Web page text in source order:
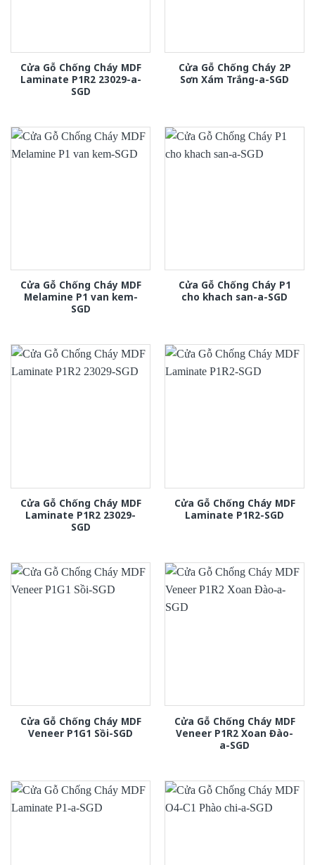
Cửa Gỗ Chống Cháy MDF
Laminate P1R2 23029-a-
SGD
Cửa Gỗ Chống Cháy 2P
Sơn Xám Trắng-a-SGD
Cửa Gỗ Chống Cháy MDF
Melamine P1 van kem-
SGD
Cửa Gỗ Chống Cháy P1
cho khach san-a-SGD
Cửa Gỗ Chống Cháy MDF
Laminate P1R2 23029-
SGD
Cửa Gỗ Chống Cháy MDF
Laminate P1R2-SGD
Cửa Gỗ Chống Cháy MDF
Veneer P1G1 Sồi-SGD
Cửa Gỗ Chống Cháy MDF
Veneer P1R2 Xoan Đào-
a-SGD